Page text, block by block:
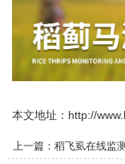
本文地址： http://
上一篇： 稻飞虱在线监